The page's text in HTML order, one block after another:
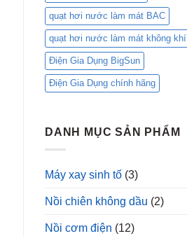
quạt hơi nước làm mát BAC
quạt hơi nước làm mát không khí
Điện Gia Dụng BigSun
Điện Gia Dụng chính hãng
DANH MỤC SẢN PHẨM
Máy xay sinh tố (3)
Nồi chiên không dầu (2)
Nồi cơm điện (12)